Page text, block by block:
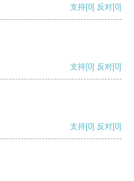
支持[0] 反对[0]
支持[0] 反对[0]
支持[0] 反对[0]